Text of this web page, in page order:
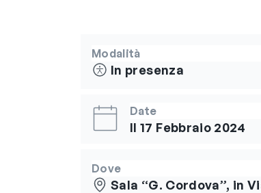
Modalità
In presenza
Date
Il 17 Febbraio 2024
Dove
Sala “G. Cordova”, in